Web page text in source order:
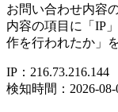
お問い合わせ内容
内容の項目に「IP
作を行われたか」
IP：216.73.216.144
検知時間：2026-08-